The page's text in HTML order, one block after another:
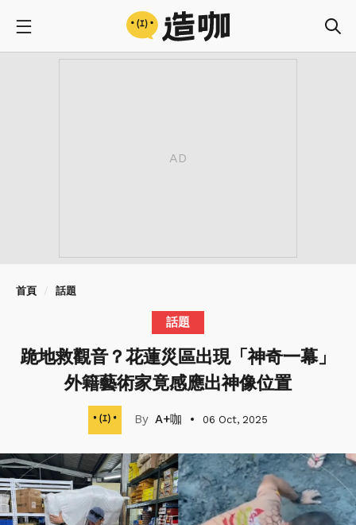
首頁 話題
話題
跪地救觀音？花蓮災區出現「神奇一幕」
外籍藝術家竟感應出神像位置
A+咖 06 Oct, 2025